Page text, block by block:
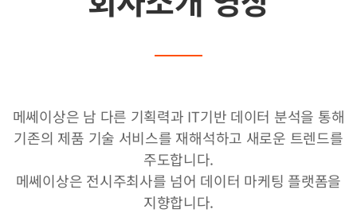
메쎄이상은 남 다른 기획력과 IT기반 데이터 분석을 통해
기존의 제품 기술 서비스를 재해석하고 새로운 트렌드를
주도합니다.
메쎄이상은 전시주최사를 넘어 데이터 마케팅 플랫폼을
지향합니다.